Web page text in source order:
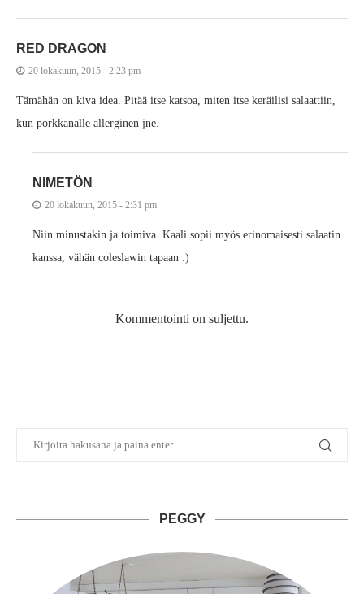
RED DRAGON
20 lokakuun, 2015 - 2:23 pm
Tämähän on kiva idea. Pitää itse katsoa, miten itse keräilisi salaattiin,
kun porkkanalle allerginen jne.
NIMETÖN
20 lokakuun, 2015 - 2:31 pm
Niin minustakin ja toimiva. Kaali sopii myös erinomaisesti salaatin
kanssa, vähän coleslawin tapaan :)
Kommentointi on suljettu.
PEGGY